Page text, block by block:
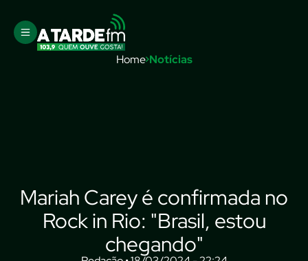
Home Notícias
Mariah Carey é confirmada no
Rock in Rio: "Brasil, estou
chegando"